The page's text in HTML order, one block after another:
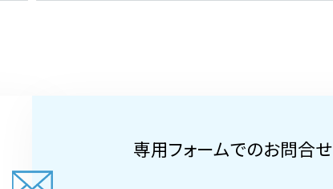
専用フォームでのお問合せ